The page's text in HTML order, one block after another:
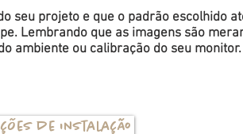
seu projeto e que o padrão escolhido
Lembrando que as imagens são
ambiente ou calibração do seu
de instalação